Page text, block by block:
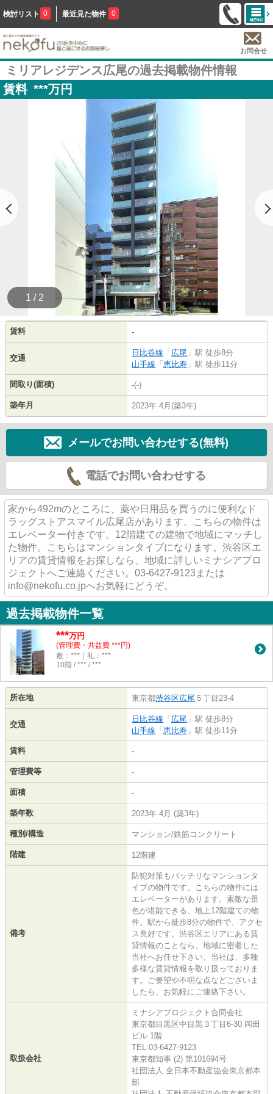
検討リスト 0 最近見た物件 0
お問合せ
ミリアレジデンス広尾の過去掲載物件情報
賃料 ***万円
1 / 2
賃料 -
交通
日比谷線 「 広尾 」駅 徒歩8分
山手線 「 恵比寿 」駅 徒歩11分
間取り(面積) -(-)
築年月 2023年 4月(築3年)
メールでお問い合わせする(無料)
電話でお問い合わせする
家から492mのところに、薬や日用品を買うのに便利なド
ラッグストアスマイル広尾店があります。こちらの物件は
エレベーター付きです。12階建ての建物で地域にマッチし
た物件。こちらはマンションタイプになります。渋谷区エ
リアの賃貸情報をお探しなら、地域に詳しいミナシアプロ
ジェクトへご連絡ください。03-6427-9123または
info@nekofu.co.jpへお気軽にどうぞ。
過去掲載物件一覧
***万円
(管理費・共益費 ***円)
敷：***｜礼：***
10階 / *** / ***
所在地 東京都渋谷区広尾 ５丁目23-4
交通
日比谷線 「 広尾 」駅 徒歩8分
山手線 「 恵比寿 」駅 徒歩11分
賃料 -
管理費等 -
面積 -
築年数 2023年 4月 (築3年)
種別/構造 マンション/鉄筋コンクリート
階建 12階建
備考
防犯対策もバッチリなマンションタ
イプの物件です。こちらの物件には
エレベーターがあります。素敵な景
色が堪能できる、地上12階建ての物
件。駅から徒歩8分の物件で、アクセ
ス良好です。渋谷区エリアにある賃
貸情報のことなら、地域に密着した
当社へお任せ下さい。当社は、多種
多様な賃貸情報を取り扱っておりま
す。ご要望や不明な点などございま
したら、お気軽にご連絡下さい。
取扱会社
ミナシアプロジェクト合同会社
東京都目黒区中目黒３丁目6-30 岡田
ビル 1階
TEL:03-6427-9123
東京都知事 (2) 第101694号
社団法人 全日本不動産協会東京都本
部